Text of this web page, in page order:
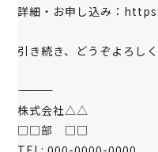
詳細・お申し込み：
引き続き、どうぞよろし
――――――――――――――――
株式会社△△
□□部 □□